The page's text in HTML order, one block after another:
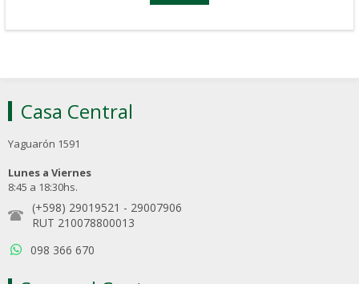
Casa Central
Yaguarón 1591
Lunes a Viernes
8:45 a 18:30hs.
(+598) 29019521 - 29007906
RUT 210078800013
098 366 670